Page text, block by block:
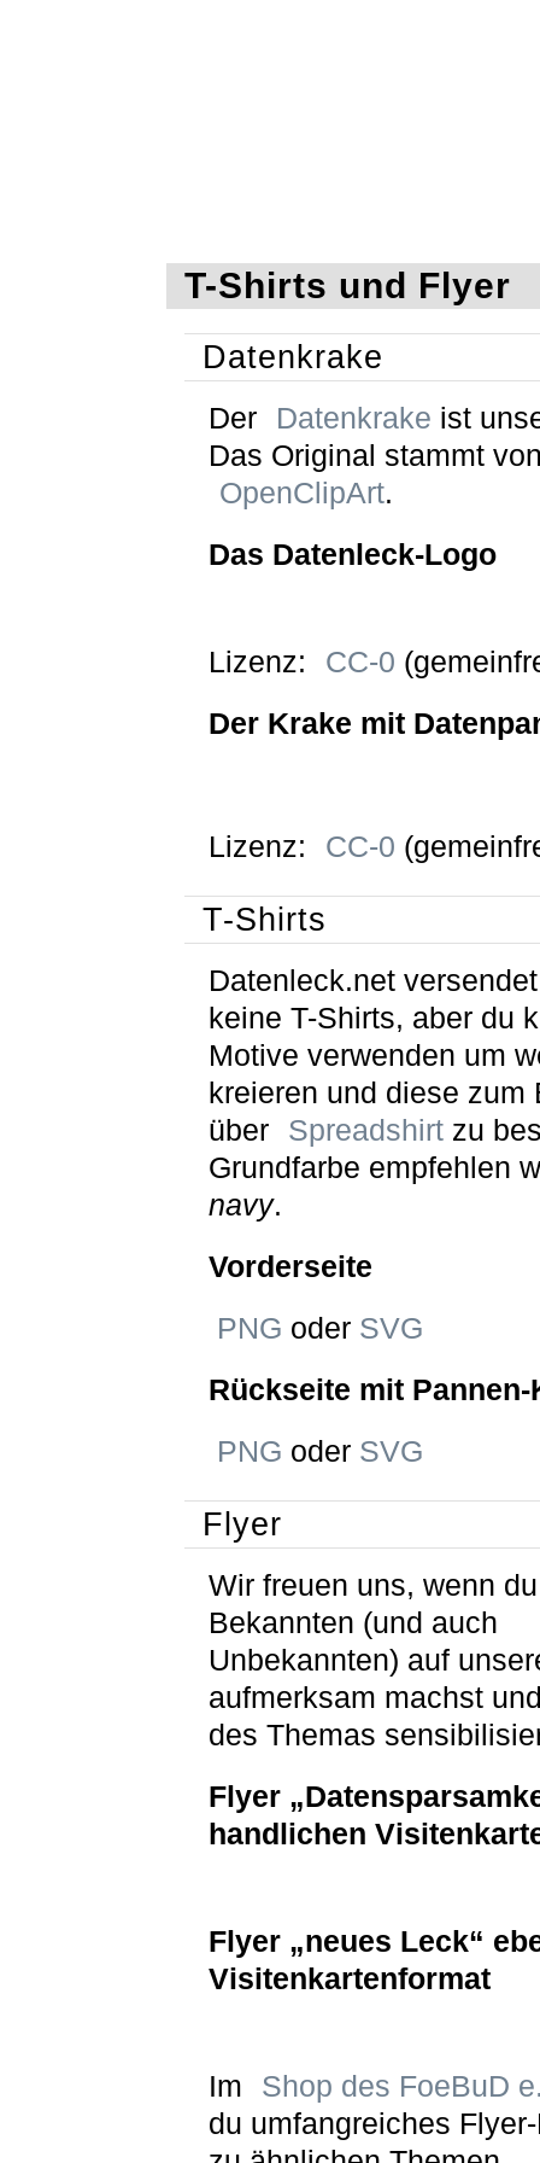
T-Shirts und Flyer
Datenkrake
Der Datenkrake ist
Das Original stammt
OpenClipArt.
Das Datenleck-Logo
Lizenz: CC-0
Der Krake mit
Lizenz: CC-0
T-Shirts
Datenleck.net
keine T-Shirts, aber du
Motive verwenden um
kreieren und diese zum
über
Spreadshirtzu
Grundfarbe empfehlen
navy.
Vorderseite
PNG oder SVG
Rückseite mit Pannen-
PNG oder SVG
Flyer
Wir freuen uns, wenn
Bekannten (und auch
Unbekannten) auf
aufmerksam machst
des Themas
Flyer
handlichen
Flyer „neues Leck“
Visitenkartenformat
Im
Shop des FoeBuD
du umfangreiches